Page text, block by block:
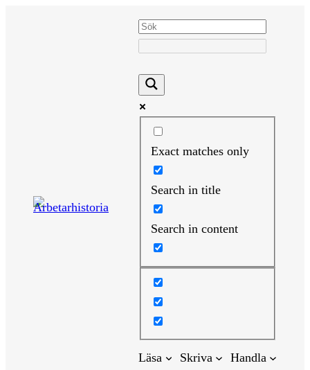
Exact matches only
Search in title
Search in content
Läsa Skriva
Handla